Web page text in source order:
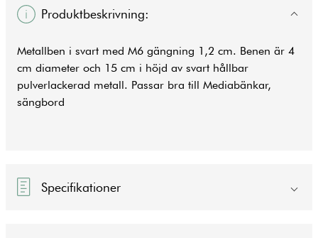
Produktbeskrivning:
Metallben i svart med M6 gängning 1,2 cm. Benen är 4
cm diameter och 15 cm i höjd av svart hållbar
pulverlackerad metall. Passar bra till Mediabänkar,
sängbord
Specifikationer